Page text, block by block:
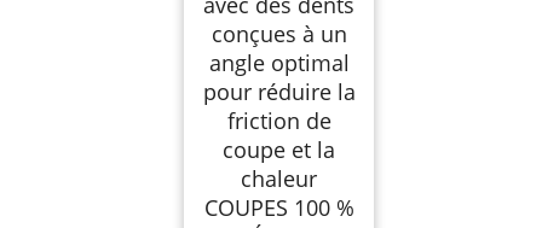
conçues à un
angle optimal
pour réduire la
friction de
coupe et la
chaleur
COUPES 100 %